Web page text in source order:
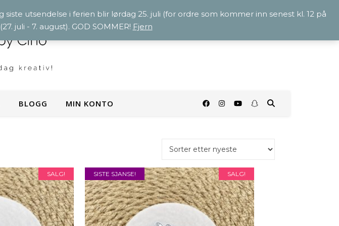
BLOGG MIN KONTO
SALG! SISTE SJANSE! SALG!
utsendelse i ferien blir lørdag 25. juli (for ordre som kommer inn senest kl. 12 på
juli - 7. august). GOD SOMMER! Fjern